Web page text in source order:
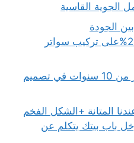
الجوية القاسية
الجودة
والإتقان99%وخصم خاص 23%على تركيب سواتر
برجولات الرياض..خبرة لأكثر من 10 سنوات في تصميم
المتانة +الشكل الفخم
باب بيتك يتكلم عن